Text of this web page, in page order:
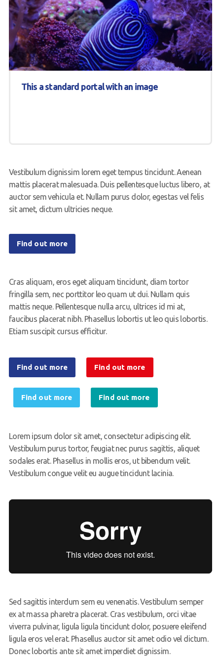
This a standard portal with an image
Vestibulum dignissim lorem eget tempus tincidunt. Aenean
mattis placerat malesuada. Duis pellentesque luctus libero, at
auctor sem vehicula et. Nullam purus dolor, egestas vel felis
sit amet, dictum ultricies neque.
Find out more
Cras aliquam, eros eget aliquam tincidunt, diam tortor
fringilla sem, nec porttitor leo quam ut dui. Nullam quis
mattis neque. Pellentesque nulla arcu, ultrices id mi at,
faucibus placerat nibh. Phasellus lobortis ut leo quis lobortis.
Etiam suscipit cursus efficitur.
Find out more Find out more
Find out more Find out more
Lorem ipsum dolor sit amet, consectetur adipiscing elit.
Vestibulum purus tortor, feugiat nec purus sagittis, aliquet
sodales erat. Phasellus in mollis eros, ut bibendum velit.
Vestibulum congue velit eu augue tincidunt lacinia.
Sed sagittis interdum sem eu venenatis. Vestibulum semper
ex at massa pharetra placerat. Cras vestibulum, orci vitae
viverra pulvinar, ligula ligula tincidunt dolor, posuere eleifend
ligula eros vel erat. Phasellus auctor sit amet odio vel dictum.
Donec lobortis ante sit amet imperdiet dignissim.